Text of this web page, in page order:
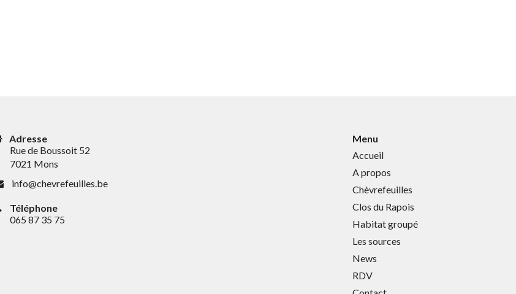
Adresse
Rue de Boussoit 52
7021 Mons
info@chevrefeuilles.be
Téléphone
065 87 35 75
Menu
Accueil
A propos
Chèvrefeuilles
Clos du Rapois
Habitat groupé
Les sources
News
RDV